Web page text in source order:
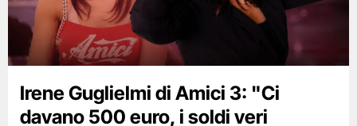
Irene Guglielmi di Amici 3: "Ci
davano 500 euro, i soldi veri